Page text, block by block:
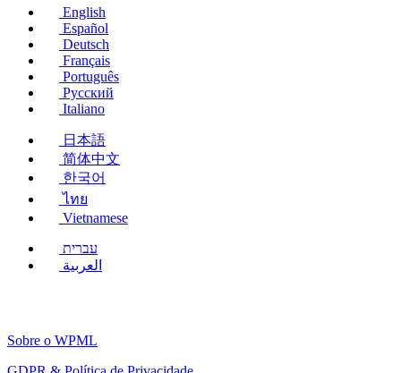
English
Español
Deutsch
Français
Português
Русский
Italiano
日本語
简体中文
한국어
ไทย
Vietnamese
עברית
العربية
Sobre o WPML